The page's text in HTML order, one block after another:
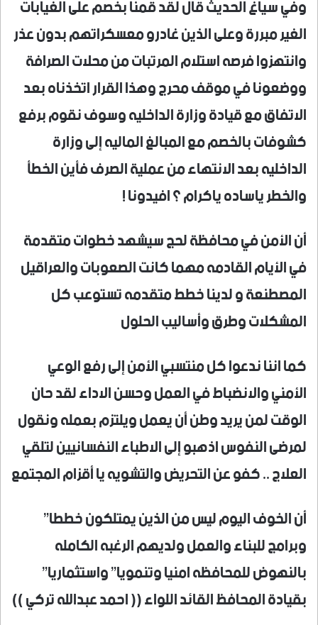
وفي سياغ الحديث قال لقد قمنا بخصم على الغيابات
الغير مبررة وعلى الذين غادرو معسكراتهم بدون عذر
وانتهزوا فرصه استلام المرتبات من محلات الصرافة
ووضعونا في موقف محرج وهذا القرار اتخذناه بعد
الاتفاق مع قيادة وزارة الداخليه وسوف نقوم برفع
كشوفات بالخصم مع المبالغ الماليه إلى وزارة
الداخليه بعد الانتهاء من عملية الصرف فأين الخطأ
والخطر ياساده ياكرام ؟ افيدونا !
أن الأمن في محافظة لحج سيشهد خطوات متقدمة
في الأيام القادمه مهما كانت الصعوبات والعراقيل
المصطنعة و لدينا خطط متقدمه تستوعب كل
المشكلات وطرق وأساليب الحلول
كما اننا ندعوا كل منتسبي الأمن إلى رفع الوعي
الأمني والانضباط في العمل وحسن الاداء لقد حان
الوقت لمن يريد وطن أن يعمل ويلتزم بعمله ونقول
لمرضى النفوس اذهبو إلى الاطباء النفسانيين لتلقي
العلاج .. كفو عن التحريض والتشويه يا أقزام المجتمع
أن الخوف اليوم ليس من الذين يمتلكون خططا”
وبرامج للبناء والعمل ولديهم الرغبه الكامله
بالنهوض للمحافظه امنيا وتنمويا” واستثماريا”
بقيادة المحافظ القائد اللواء (( احمد عبدالله تركي ))